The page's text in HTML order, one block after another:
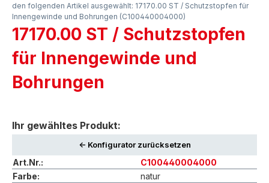
den folgenden Artikel ausgewählt: 17170.00 ST / Schutzstopfen für
Innengewinde und Bohrungen (C100440004000)
17170.00 ST / Schutzstopfen
für Innengewinde und
Bohrungen
Ihr gewähltes Produkt:
<- Konfigurator zurücksetzen
Art.Nr.:
C100440004000
Farbe:
natur